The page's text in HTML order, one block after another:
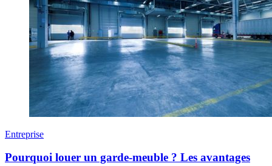
Entreprise
Pourquoi louer un garde-meuble ? Les avantages